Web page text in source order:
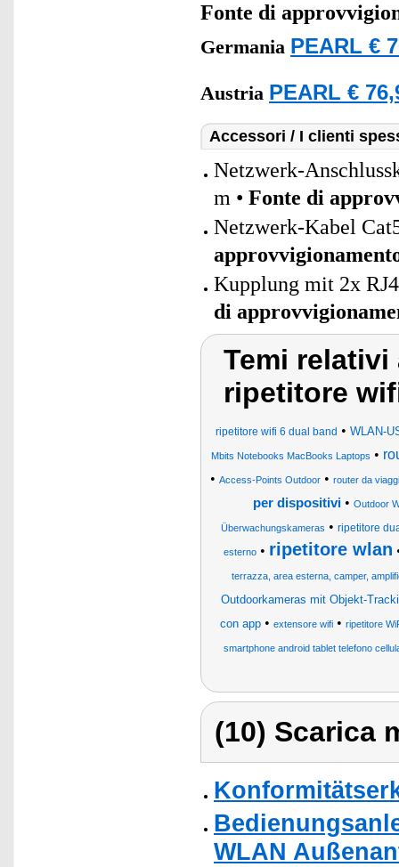
Fonte di
Germania PEARL €
Austria PEARL €
Accessori / I clienti
Netzwerk-
m • Fonte di
Netzwerk-Kabel
Kupplung mit 2x
di
Temi
ripetitore
ripetitore wifi 6 dual band • WLAN-
Mbits Notebooks MacBooks Laptops •
• Access-Points Outdoor • router da
per dispositivi • Outdoor
Überwachungskameras • ripetitore
esterno • ripetitore wlan
terrazza, area esterna, camper,
Outdoorkameras mit Objekt-
con app • extensore wifi • ripetitore
smartphone android tablet telefono
(10) Scarica
WLAN